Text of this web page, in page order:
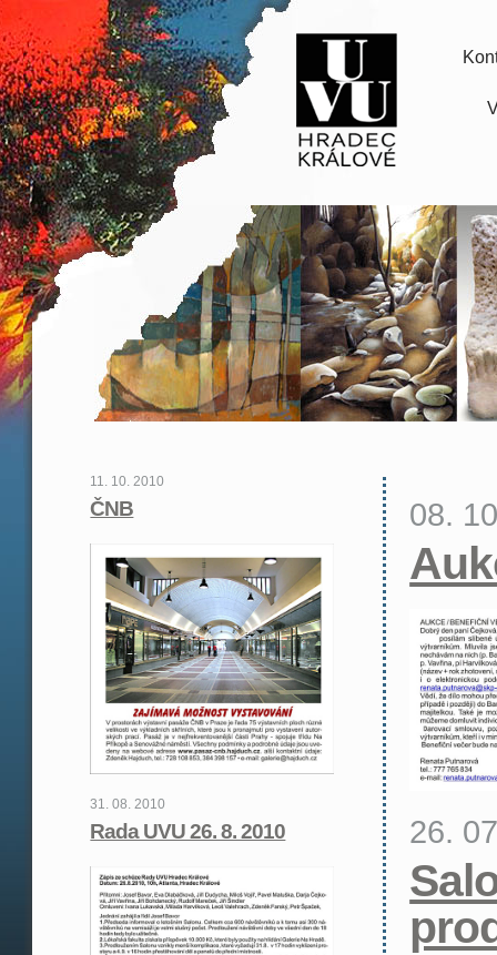
11. 10. 2010
ČNB
31. 08. 2010
Rada UVU 26. 8. 2010
08.
26.